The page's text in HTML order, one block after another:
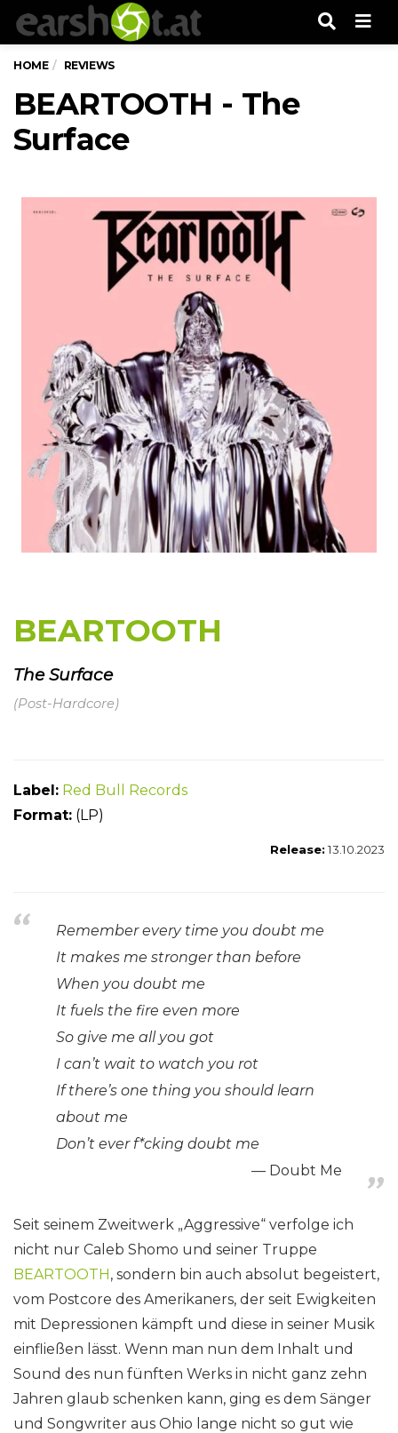
HOME REVIEWS
BEARTOOTH - The
Surface
BEARTOOTH
The Surface
(Post-Hardcore)
Label: Red Bull Records
Format: (LP)
Release:13.10.2023
Remember every time you doubt me
It makes me stronger than before
When you doubt me
It fuels the fire even more
So give me all you got
I can’t wait to watch you rot
If there’s one thing you should learn
about me
Don’t ever f*cking doubt me
Doubt Me
Seit seinem Zweitwerk „Aggressive“ verfolge ich
nicht nur Caleb Shomo und seiner Truppe
BEARTOOTH, sondern bin auch absolut begeistert,
vom Postcore des Amerikaners, der seit Ewigkeiten
mit Depressionen kämpft und diese in seiner Musik
einfließen lässt. Wenn man nun dem Inhalt und
Sound des nun fünften Werks in nicht ganz zehn
Jahren glaub schenken kann, ging es dem Sänger
und Songwriter aus Ohio lange nicht so gut wie